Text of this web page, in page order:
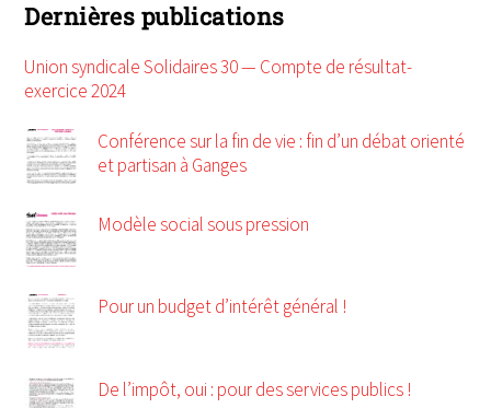
Dernières publications
Union syndicale Solidaires 30 — Compte de résultat-
exercice 2024
Conférence sur la fin de vie : fin d’un débat orienté
et partisan à Ganges
Modèle social sous pression
Pour un budget d’intérêt général !
De l’impôt, oui : pour des services publics !